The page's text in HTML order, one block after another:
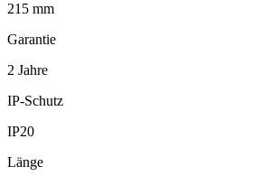
215 mm
Garantie
2 Jahre
IP-Schutz
IP20
Länge